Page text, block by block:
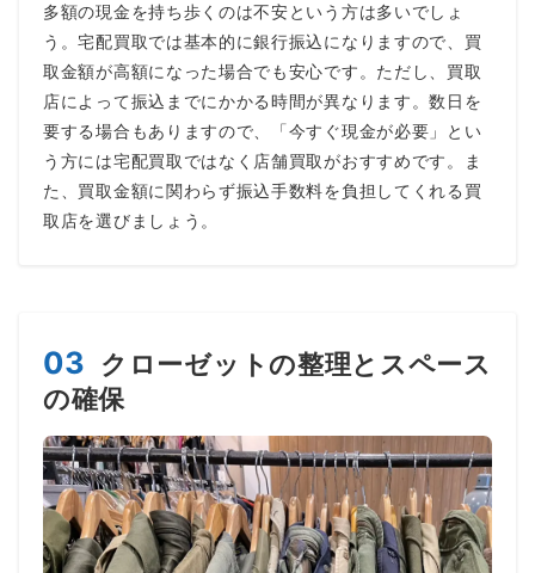
多額の現金を持ち歩くのは不安という方は多いでしょ
う。宅配買取では基本的に銀行振込になりますので、買
取金額が高額になった場合でも安心です。ただし、買取
店によって振込までにかかる時間が異なります。数日を
要する場合もありますので、「今すぐ現金が必要」とい
う方には宅配買取ではなく店舗買取がおすすめです。ま
た、買取金額に関わらず振込手数料を負担してくれる買
取店を選びましょう。
03
クローゼットの整理とスペース
の確保